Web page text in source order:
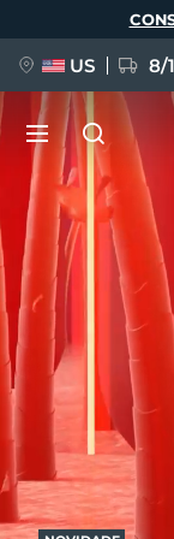
principal
US 8/
NOVIDADE
FAQ™ Pure
BREAKING
issa™ Teeth
Idioma
English
Français
Polski
Türkçe